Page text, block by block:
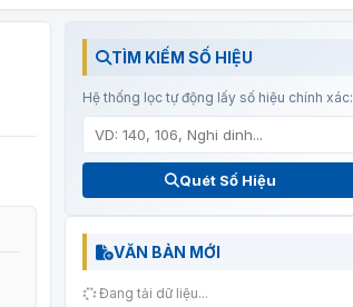
TÌM KIẾM SỐ HIỆU
Hệ thống lọc tự động lấy số hiệu chính xác:
Quét Số Hiệu
VĂN BẢN MỚI
Đang tải dữ liệu...